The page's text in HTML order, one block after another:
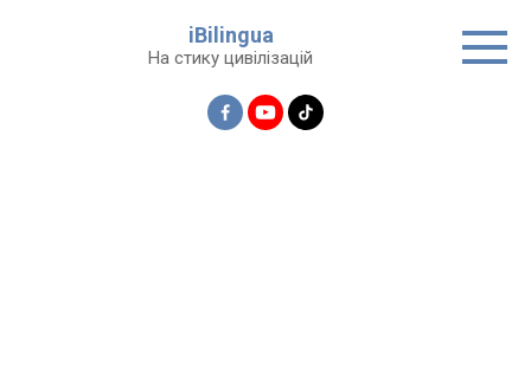
iBilingua
На стику цивілізацій